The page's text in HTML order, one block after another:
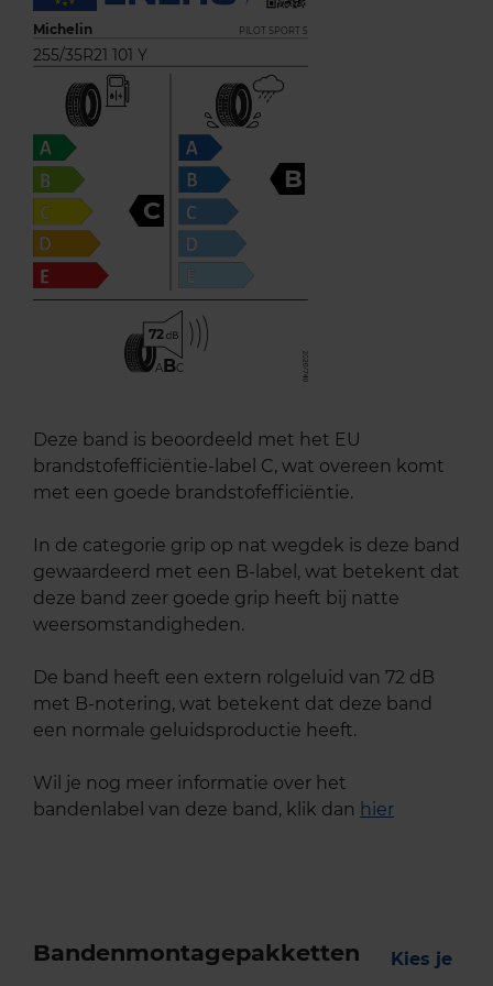
Michelin PILOT SPORT 5
255/35R21 101 Y
C
B
72
ABC
Deze band is beoordeeld met het EU
brandstofefficiëntie-label C, wat overeen komt
met een goede brandstofefficiëntie.
In de categorie grip op nat wegdek is deze band
gewaardeerd met een B-label, wat betekent dat
deze band zeer goede grip heeft bij natte
weersomstandigheden.
De band heeft een extern rolgeluid van 72 dB
met B-notering, wat betekent dat deze band
een normale geluidsproductie heeft.
Wil je nog meer informatie over het
bandenlabel van deze band, klik dan hier
Bandenmontagepakketten
Kies je